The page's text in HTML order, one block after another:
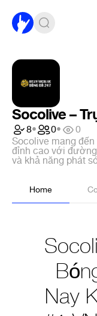
8• 0•
0
Socolive mang
đỉnh cao với
và khả năng phát
Home
Nay